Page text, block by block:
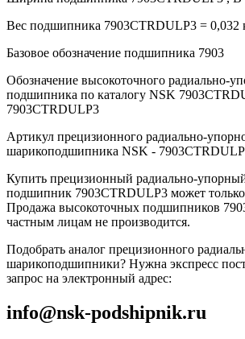
Вес подшипника 7903CTRDULP3 = 0,032
Базовое обозначение подшипника 7903
Обозначение высокоточного радиально-
подшипника по каталогу NSK
7903CTRDULP3
Артикул прецизионного радиально-
шарикоподшипника NSK -
Купить прецизионный радиально-
подшипник 7903CTRDULP3 может
Продажа высокоточных подшипников
частным лицам не производится.
Подобрать аналог прецизионного
шарикоподшипники? Нужна экспресс
запрос на электронный адрес:
info@nsk-podshipnik.ru